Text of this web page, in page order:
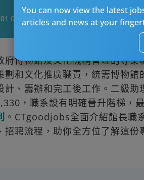
You can now view the latest
articles and news at your
05:36
博物館及文化機構管理的專業
和文化推廣職責，統籌博物館
、籌辦和完工後工作。二級助
，職系設有明確晉升階梯，
。CTgoodjobs全面介紹館長職
聘流程，助你全方位了解這份